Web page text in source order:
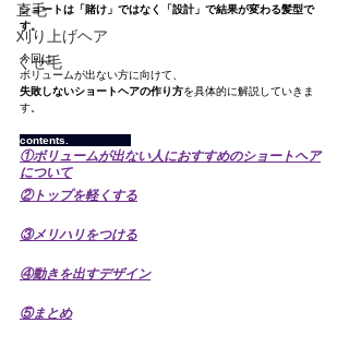
直毛
刈り上げヘア
くせ毛
ショートは「賭け」ではなく「設計」で結果が変わる髪型で
す。
今回は
ボリュームが出ない方に向けて、
失敗しないショートヘアの作り方を具体的に解説していきま
す。
contents.
①ボリュームが出ない人におすすめのショートヘア
について
②トップを軽くする
③メリハリをつける
④動きを出すデザイン
⑤まとめ